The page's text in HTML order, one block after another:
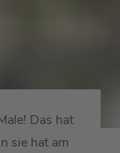
Das hat
sie hat am